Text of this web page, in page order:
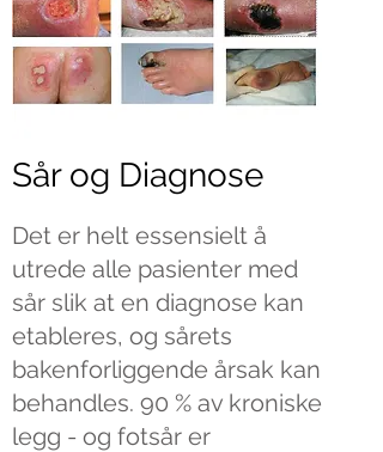
Sår og Diagnose
Det er helt essensielt å
utrede alle pasienter med
sår slik at en diagnose kan
etableres, og sårets
bakenforliggende årsak kan
behandles. 90 % av kroniske
legg - og fotsår er